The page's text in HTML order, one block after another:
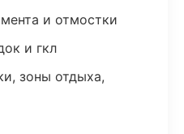
и отмостки
и гкл
зоны отдыха,